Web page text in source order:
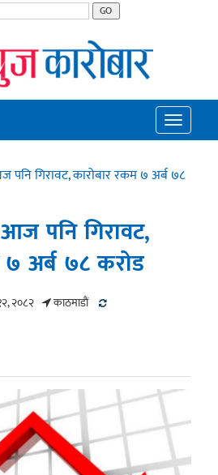
GO
Toggle
गिरावट, कारोबार रकम ७ अर्ब ७८
पनि गिरावट,
अर्ब ७८ करोड
२०८२ काठमाडाैं